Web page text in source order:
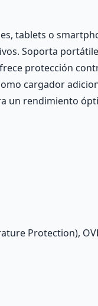
tablets o
Soporta
protección
cargador
un rendimiento
Protection),